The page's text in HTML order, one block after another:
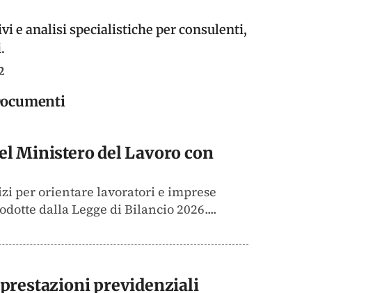
e analisi specialistiche per consulenti,
Ministero del Lavoro con
per orientare lavoratori e imprese
dalla Legge di Bilancio 2026....
previdenziali